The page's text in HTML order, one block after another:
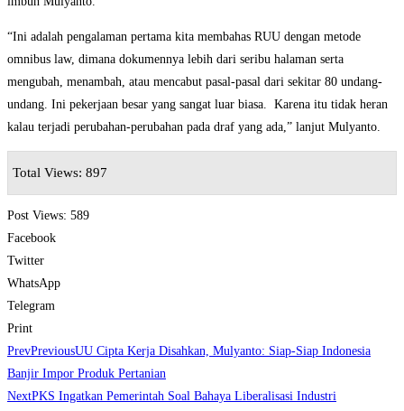
“Ini adalah pengalaman pertama kita membahas RUU dengan metode
omnibus law, dimana dokumennya lebih dari seribu halaman serta
mengubah, menambah, atau mencabut pasal-pasal dari sekitar 80 undang-
undang. Ini pekerjaan besar yang sangat luar biasa. Karena itu tidak heran
kalau terjadi perubahan-perubahan pada draf yang ada,” lanjut Mulyanto.
Total Views: 897
Post Views: 589
Facebook
Twitter
WhatsApp
Telegram
Print
PrevPreviousUU Cipta Kerja Disahkan, Mulyanto: Siap-Siap Indonesia
Banjir Impor Produk Pertanian
NextPKS Ingatkan Pemerintah Soal Bahaya Liberalisasi Industri